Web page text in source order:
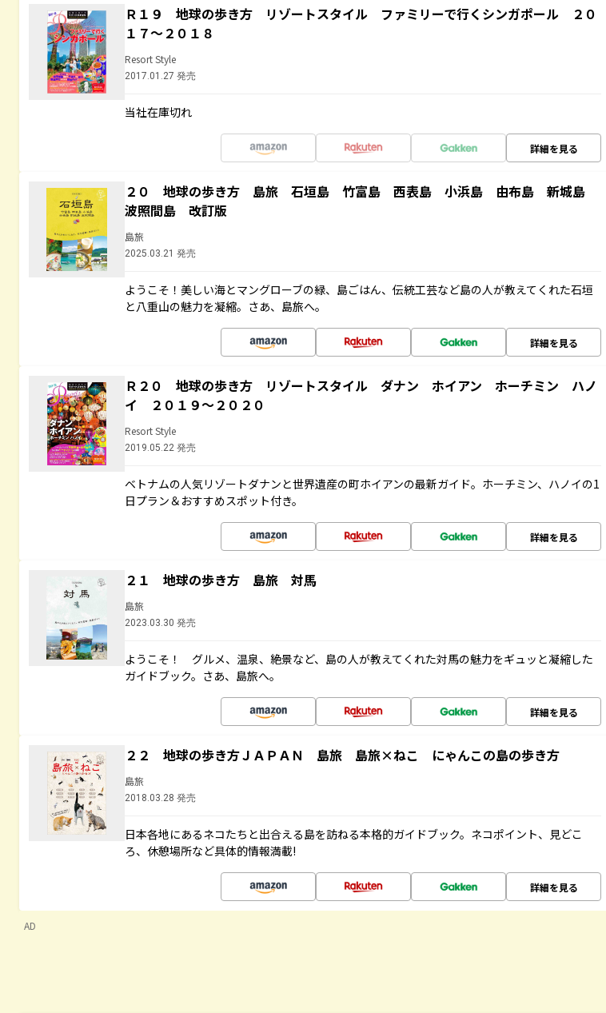
Ｒ１９ 地球の歩き方 リゾートスタイル ファミリーで行くシンガポール ２０
１７～２０１８
Resort Style
2017.01.27 発売
当社在庫切れ
詳細を見る
２０ 地球の歩き方 島旅 石垣島 竹富島 西表島 小浜島 由布島 新城島
波照間島 改訂版
島旅
2025.03.21 発売
ようこそ！美しい海とマングローブの緑、島ごはん、伝統工芸など島の人が教えてくれた石垣
と八重山の魅力を凝縮。さあ、島旅へ。
詳細を見る
Ｒ２０ 地球の歩き方 リゾートスタイル ダナン ホイアン ホーチミン ハノ
イ ２０１９～２０２０
Resort Style
2019.05.22 発売
ベトナムの人気リゾートダナンと世界遺産の町ホイアンの最新ガイド。ホーチミン、ハノイの1
日プラン＆おすすめスポット付き。
詳細を見る
２１ 地球の歩き方 島旅 対馬
島旅
2023.03.30 発売
ようこそ！ グルメ、温泉、絶景など、島の人が教えてくれた対馬の魅力をギュッと凝縮した
ガイドブック。さあ、島旅へ。
詳細を見る
２２ 地球の歩き方ＪＡＰＡＮ 島旅 島旅×ねこ にゃんこの島の歩き方
島旅
2018.03.28 発売
日本各地にあるネコたちと出合える島を訪ねる本格的ガイドブック。ネコポイント、見どこ
ろ、休憩場所など具体的情報満載!
詳細を見る
AD